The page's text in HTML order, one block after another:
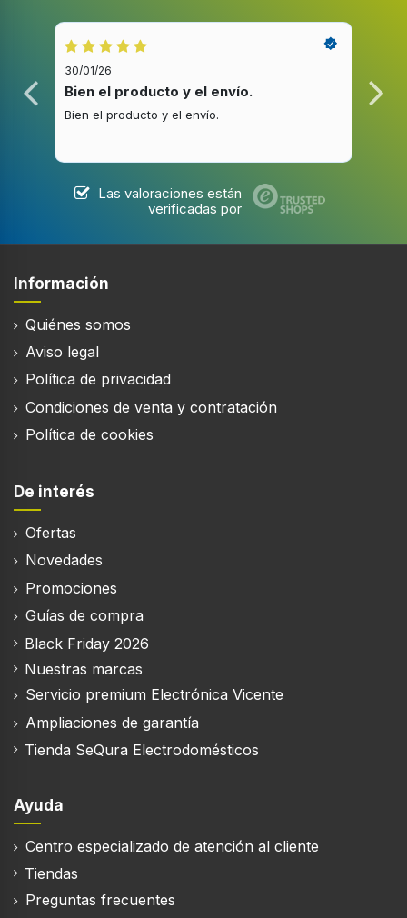
Diseño
Telescópica o extraplana
Color del producto
Ubicación de escape
Superior
Diámetro de la conexión de escape
15 cm
Número de motores
Motor incluido
Filtración
Aluminio
Alumbrado
Potencia de bombilla
5 W
2 bombilla(s)
LED
Eficiencia energética
Escala de eficiencia energética
A+++ a D
Carga conectada
30/01/26
Bien el producto y el envío.
Bien el producto y el envío.
Las valoraciones están
verificadas por
Información
Quiénes somos
Aviso legal
Política de privacidad
Condiciones de venta y contratación
Política de cookies
De interés
Ofertas
Novedades
Promociones
Guías de compra
Black Friday 2026
Nuestras marcas
Servicio premium Electrónica Vicente
Ampliaciones de garantía
Tienda SeQura Electrodomésticos
Ayuda
Centro especializado de atención al cliente
Tiendas
Preguntas frecuentes